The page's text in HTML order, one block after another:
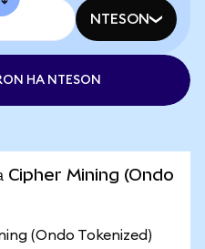
NTESON
НА NTESON
Cipher Mining (Ondo
(Ondo Tokenized)